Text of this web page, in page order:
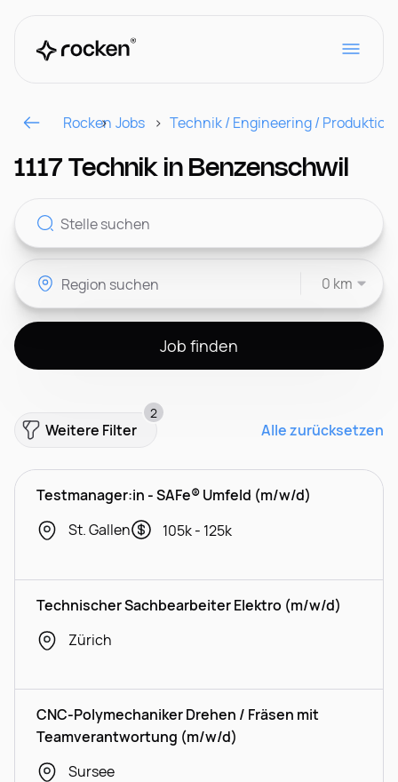
Für Arbeitgeber
CH
Rocken Jobs Technik / Engineering / Produktion
1117 Technik in Benzenschwil
0 km
Job finden
Weitere Filter
2
Alle zurücksetzen
Testmanager:in - SAFe® Umfeld (m/w/d)
St. Gallen
105k - 125k
Technischer Sachbearbeiter Elektro (m/w/d)
Zürich
CNC-Polymechaniker Drehen / Fräsen mit
Teamverantwortung (m/w/d)
Sursee